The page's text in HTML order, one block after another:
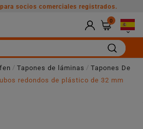
socios comerciales registrados.
0

Tapones de láminas
Tapones De
redondos de plástico de 32 mm